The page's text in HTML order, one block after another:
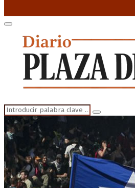
Primary
Menu
Search
for:
Search